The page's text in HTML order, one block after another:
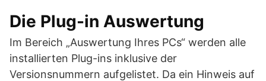
Die Plug-in Auswertung
Im Bereich „Auswertung Ihres PCs“ werden alle
installierten Plug-ins inklusive der
Versionsnummern aufgelistet. Da ein Hinweis auf